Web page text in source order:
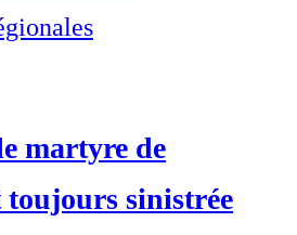
martyre de
toujours sinistrée